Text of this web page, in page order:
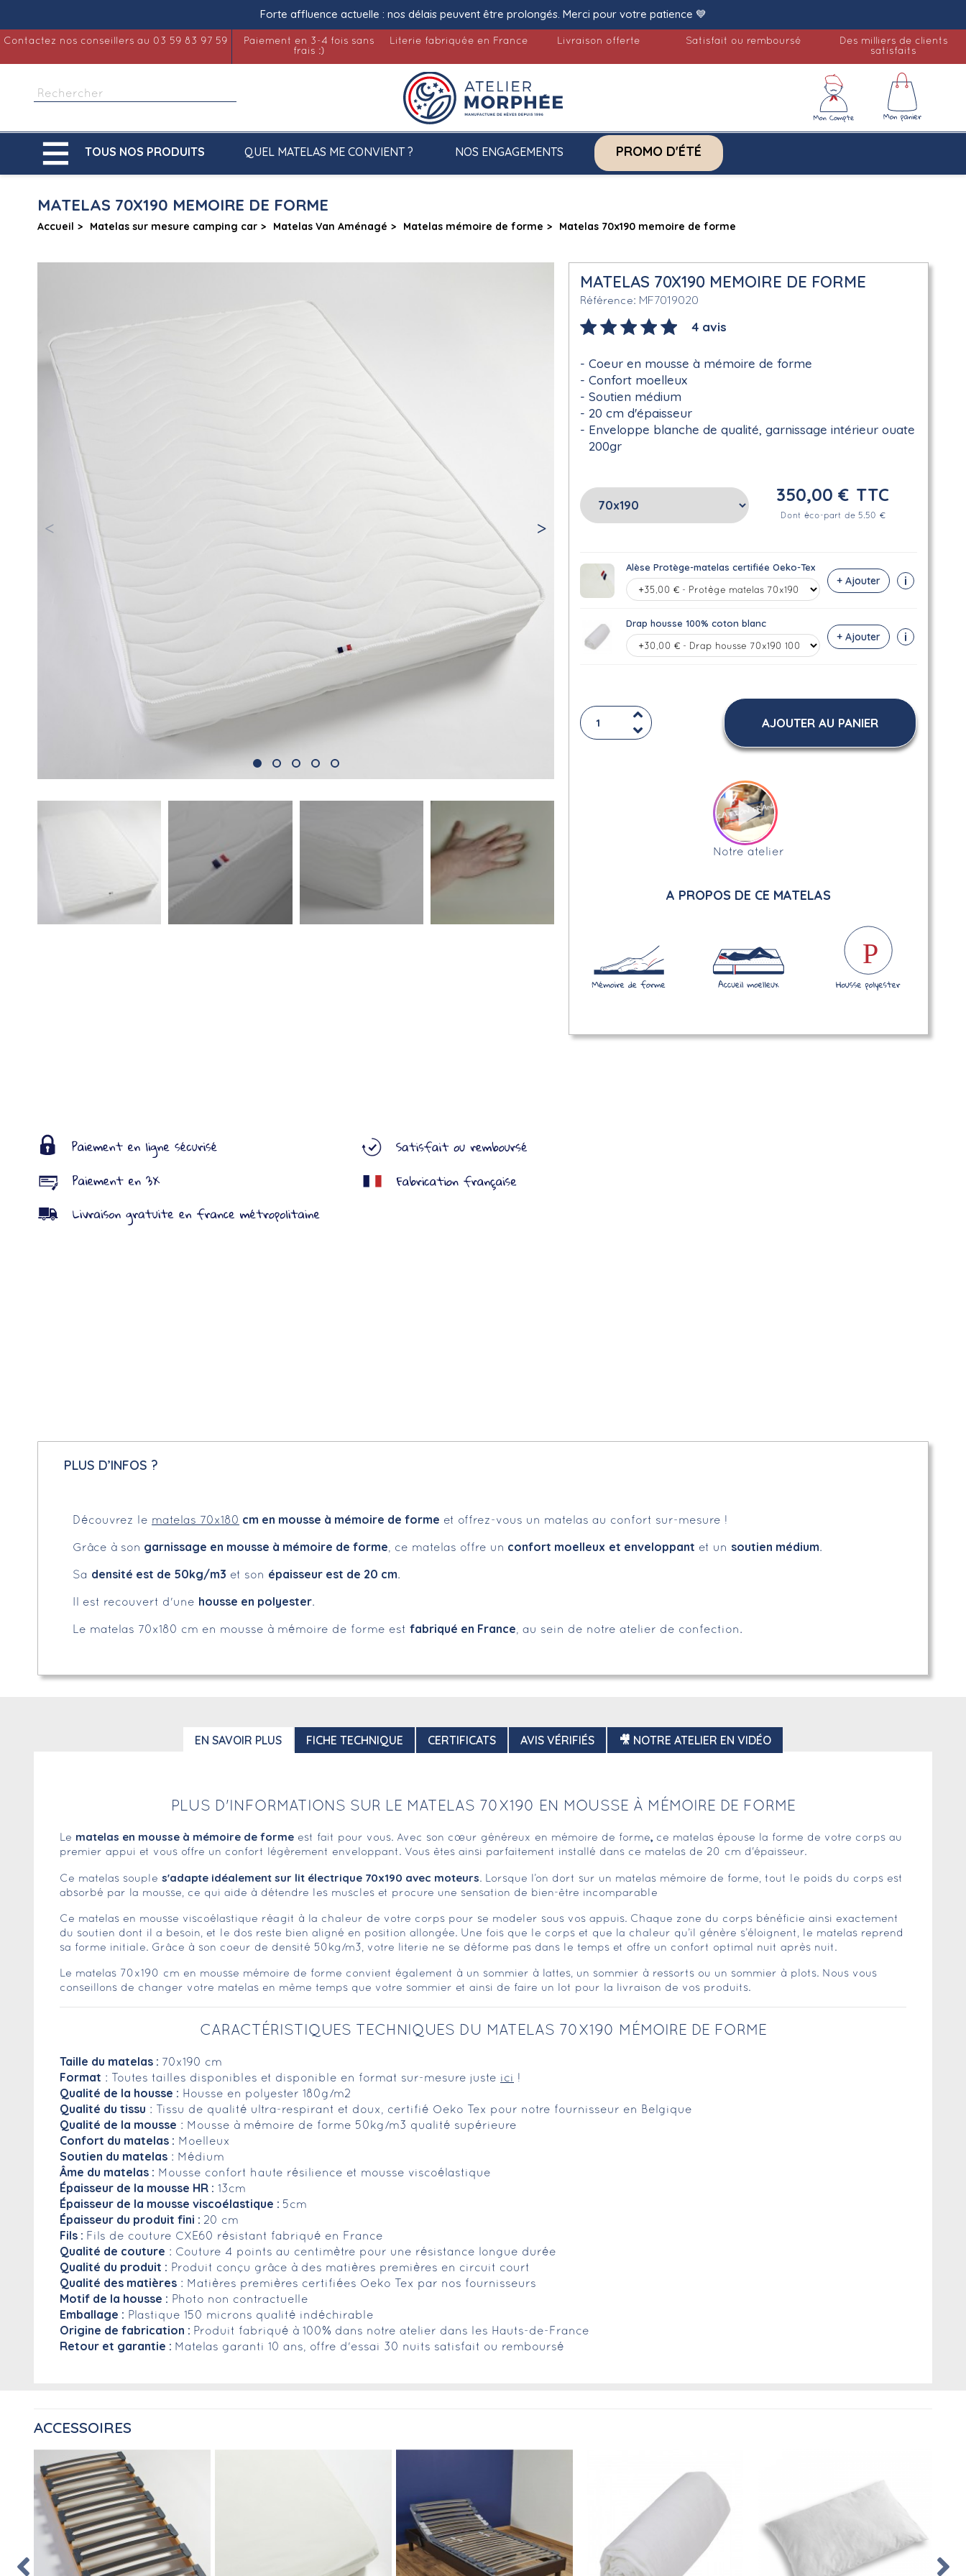
Forte affluence actuelle : nos délais peuvent être prolongés. Merci pour votre patience 💙
Contactez nos conseillers au 03 59 83 97 59
Paiement en 3-4 fois sans
frais :)
Literie fabriquée en France Livraison offerte Satisfait ou remboursé
Des milliers de clients
satisfaits
 TOUS NOS PRODUITS QUEL MATELAS ME CONVIENT ? NOS ENGAGEMENTS PROMO D'ÉTÉ
MATELAS 70X190 MEMOIRE DE FORME
Accueil Matelas sur mesure camping car Matelas Van Aménagé Matelas mémoire de forme Matelas 70x190 memoire de forme
MATELAS 70X190 MEMOIRE DE FORME
Référence MF7019020
4 avis
Coeur en mousse à mémoire de forme
Confort moelleux
Soutien médium
20 cm d'épaisseur
Enveloppe blanche de qualité, garnissage intérieur ouate
200gr
350,00 € TTC
Dont éco-part de 5.50 €
Alèse Protège-matelas certifiée Oeko-Tex
+ Ajouter i
Drap housse 100% coton blanc
+ Ajouter i
AJOUTER AU PANIER
Notre atelier
A PROPOS DE CE MATELAS
PLUS D’INFOS ?
Découvrez le matelas 70x180 cm en mousse à mémoire de forme et offrez-vous un matelas au confort sur-mesure !
Grâce à son garnissage en mousse à mémoire de forme, ce matelas offre un confort moelleux et enveloppant et un soutien médium.
Sa densité est de 50kg/m3 et son épaisseur est de 20 cm.
Il est recouvert d'une housse en polyester.
Le matelas 70x180 cm en mousse à mémoire de forme est fabriqué en France, au sein de notre atelier de confection.
EN SAVOIR PLUS FICHE TECHNIQUE CERTIFICATS AVIS VÉRIFIÉS 🎥 NOTRE ATELIER EN VIDÉO
PLUS D'INFORMATIONS SUR LE MATELAS 70X190 EN MOUSSE À MÉMOIRE DE FORME
Le matelas en mousse à mémoire de forme est fait pour vous. Avec son cœur généreux en mémoire de forme, ce matelas épouse la forme de votre corps au
premier appui et vous offre un confort légèrement enveloppant. Vous êtes ainsi parfaitement installé dans ce matelas de 20 cm d'épaisseur.
Ce matelas souple s'adapte idéalement sur lit électrique 70x190 avec moteurs. Lorsque l’on dort sur un matelas mémoire de forme, tout le poids du corps est
absorbé par la mousse, ce qui aide à détendre les muscles et procure une sensation de bien-être incomparable
Ce matelas en mousse viscoélastique réagit à la chaleur de votre corps pour se modeler sous vos appuis. Chaque zone du corps bénéficie ainsi exactement
du soutien dont il a besoin, et le dos reste bien aligné en position allongée. Une fois que le corps et que la chaleur qu’il génère s’éloignent, le matelas reprend
sa forme initiale. Grâce à son coeur de densité 50kg/m3, votre literie ne se déforme pas dans le temps et offre un confort optimal nuit après nuit.
Le matelas 70x190 cm en mousse mémoire de forme convient également à un sommier à lattes, un sommier à ressorts ou un sommier à plots. Nous vous
conseillons de changer votre matelas en même temps que votre sommier et ainsi de faire un lot pour la livraison de vos produits.
CARACTÉRISTIQUES TECHNIQUES DU MATELAS 70X190 MÉMOIRE DE FORME
Taille du matelas : 70x190 cm
Format : Toutes tailles disponibles et disponible en format sur-mesure juste ici !
Qualité de la housse : Housse en polyester 180g/m2
Qualité du tissu : Tissu de qualité ultra-respirant et doux, certifié Oeko Tex pour notre fournisseur en Belgique
Qualité de la mousse : Mousse à mémoire de forme 50kg/m3 qualité supérieure
Confort du matelas : Moelleux
Soutien du matelas : Médium
Âme du matelas : Mousse confort haute résilience et mousse viscoélastique
Épaisseur de la mousse HR : 13cm
Épaisseur de la mousse viscoélastique : 5cm
Épaisseur du produit fini : 20 cm
Fils : Fils de couture CXE60 résistant fabriqué en France
Qualité de couture : Couture 4 points au centimètre pour une résistance longue durée
Qualité du produit : Produit conçu grâce à des matières premières en circuit court
Qualité des matières : Matières premières certifiées Oeko Tex par nos fournisseurs
Motif de la housse : Photo non contractuelle
Emballage : Plastique 150 microns qualité indéchirable
Origine de fabrication : Produit fabriqué à 100% dans notre atelier dans les Hauts-de-France
Retour et garantie : Matelas garanti 10 ans, offre d'essai 30 nuits satisfait ou remboursé
ACCESSOIRES